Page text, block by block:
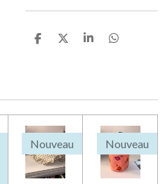
P
g
P
g
P
g
P
g
Nouveau Nouveau